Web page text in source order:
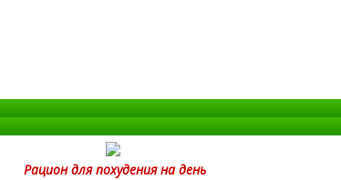
Рацион для похудения на день